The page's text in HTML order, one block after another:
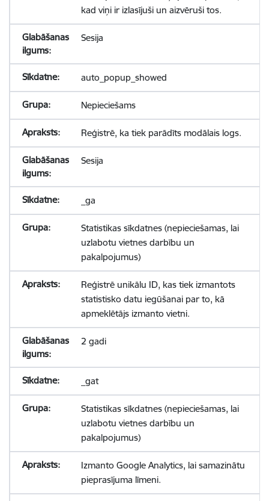
kad viņi ir izlasījuši un aizvēruši tos.
Sesija
auto_popup_showed
Nepieciešams
Reģistrē, ka tiek parādīts modālais logs.
Sesija
_ga
Statistikas sīkdatnes (nepieciešamas, lai
uzlabotu vietnes darbību un
pakalpojumus)
Reģistrē unikālu ID, kas tiek izmantots
statistisko datu iegūšanai par to, kā
apmeklētājs izmanto vietni.
2 gadi
_gat
Statistikas sīkdatnes (nepieciešamas, lai
uzlabotu vietnes darbību un
pakalpojumus)
Izmanto Google Analytics, lai samazinātu
pieprasījuma līmeni.